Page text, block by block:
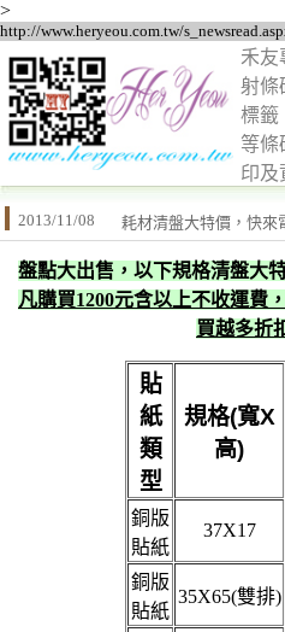
>
http://www.heryeou.com.tw/
禾友
射條
標籤
等條
印及
2013/11/08 耗材清盤大特價，快來
盤點大出售，以下規格清盤大
凡購買1200元含以上不收運費
買越多折
貼
紙
類
型
規格(寬X
高)
銅版
貼紙
37X17
銅版
貼紙
35X65(雙排)